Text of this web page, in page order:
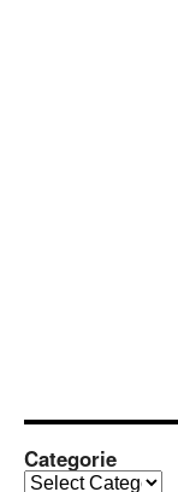
Categorie